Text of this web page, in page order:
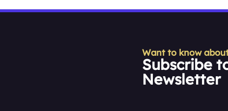
Want to know
Subscribe
Newsletter